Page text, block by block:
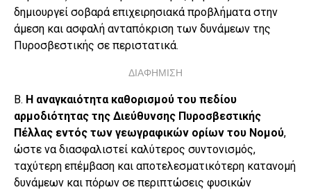
δημιουργεί σοβαρά επιχειρησιακά προβλήματα στην
άμεση και ασφαλή ανταπόκριση των δυνάμεων της
Πυροσβεστικής σε περιστατικά.
ΔΙΑΦΗΜΙΣΗ
Β. Η αναγκαιότητα καθορισμού του πεδίου
αρμοδιότητας της Διεύθυνσης Πυροσβεστικής
Πέλλας εντός των γεωγραφικών ορίων του Νομού,
ώστε να διασφαλιστεί καλύτερος συντονισμός,
ταχύτερη επέμβαση και αποτελεσματικότερη κατανομή
δυνάμεων και πόρων σε περιπτώσεις φυσικών